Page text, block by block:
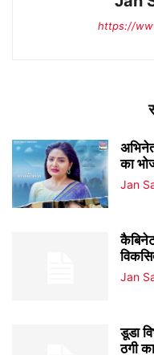
https://
का
Jan
Jan
डूडा
ठगी